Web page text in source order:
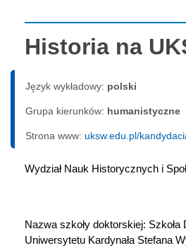
Historia na
Język wykładowy: polski
Grupa kierunków: humanistyczne
Strona www: uksw.edu.pl/
Wydział Nauk Historycznych i
Nazwa szkoły doktorskiej: Szkoła
Uniwersytetu Kardynała Stefana